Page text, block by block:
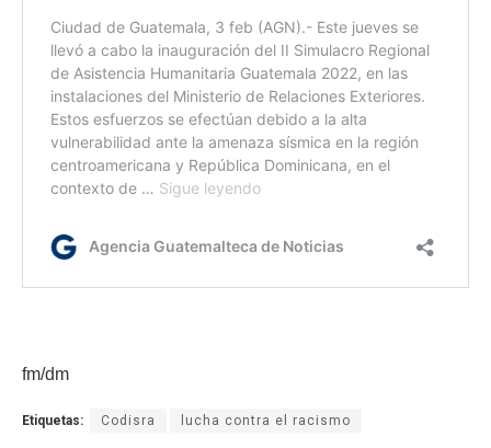
fm/dm
Etiquetas: Codisra lucha contra el racismo